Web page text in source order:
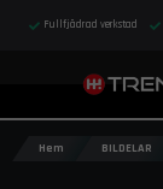
Fullfjädrad verkstad
Hem BILDELAR